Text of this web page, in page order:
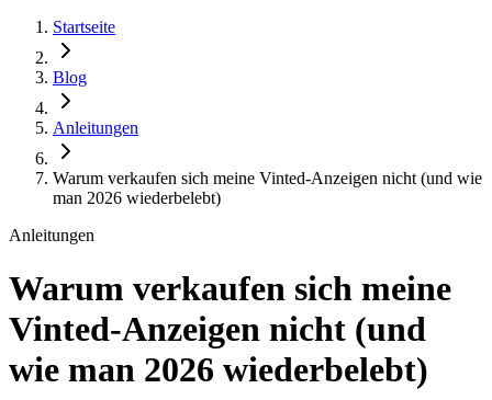
Startseite
Blog
Anleitungen
Warum verkaufen sich meine Vinted-Anzeigen nicht (und wie
man 2026 wiederbelebt)
Anleitungen
Warum verkaufen sich meine
Vinted-Anzeigen nicht (und
wie man 2026 wiederbelebt)